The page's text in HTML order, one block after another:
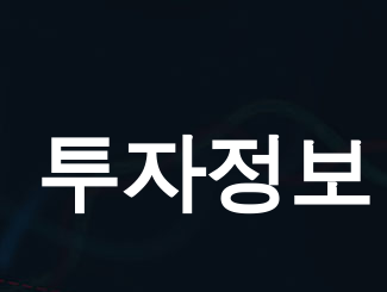
투자정보